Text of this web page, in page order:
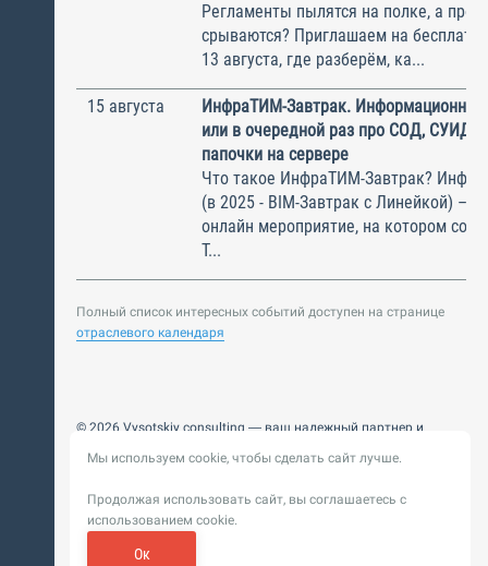
Регламенты пылятся на полке, а
срываются? Приглашаем на
13 августа, где разберём, ка...
15 августа
ИнфраТИМ-Завтрак.
или в очередной раз про СОД, СУИД и
папочки на сервере
Что такое ИнфраТИМ-Завтрак?
(в 2025 - BIM-Завтрак с Линейкой) –
онлайн мероприятие, на котором
Т...
Полный список интересных событий доступен на странице
отраслевого календаря
© 2026 Vysotskiy consulting — ваш надежный партнер и
Цифровизация, BIM, ИИ. Внедряем и оптимизируем
Пользовательское
соглашение
Политика обработки персональных
данных
Мы используем cookie, чтобы сделать сайт лучше.
Продолжая использовать сайт, вы соглашаетесь с
использованием cookie.
Ок